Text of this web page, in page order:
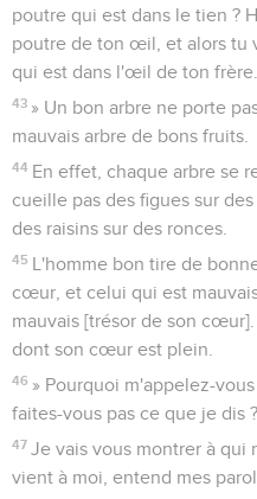
poutre qui est dans le tien ?
poutre de ton œil, et alors tu
qui est dans l'œil de ton frère.
43 » Un bon arbre ne porte
mauvais arbre de bons fruits.
44 En effet, chaque arbre se
cueille pas des figues sur
des raisins sur des ronces.
45 L'homme bon tire de
cœur, et celui qui est
mauvais [trésor de son
dont son cœur est plein.
46 » Pourquoi m'appelez-
faites-vous pas ce que je dis ?
47 Je vais vous montrer à qui
vient à moi, entend mes